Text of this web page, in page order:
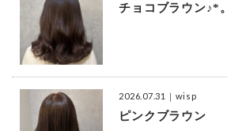
チョコブラウン♪*。
2026.07.31 ｜wisp
ピンクブラウン